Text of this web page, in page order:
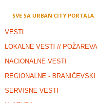
SVE SA URBAN CITY PORTALA
VESTI
LOKALNE VESTI //
NACIONALNE VESTI
REGIONALNE -
SERVISNE VESTI